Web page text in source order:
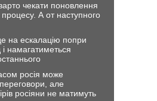
чекати поновлення
А от наступного
на ескалацію попри
намагатиметься
росія може
але
росіяни не матимуть